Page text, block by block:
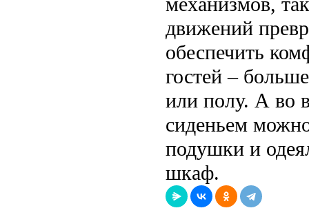
движений
обеспечить
гостей –
или полу. А во
сиденьем
подушки и
шкаф.